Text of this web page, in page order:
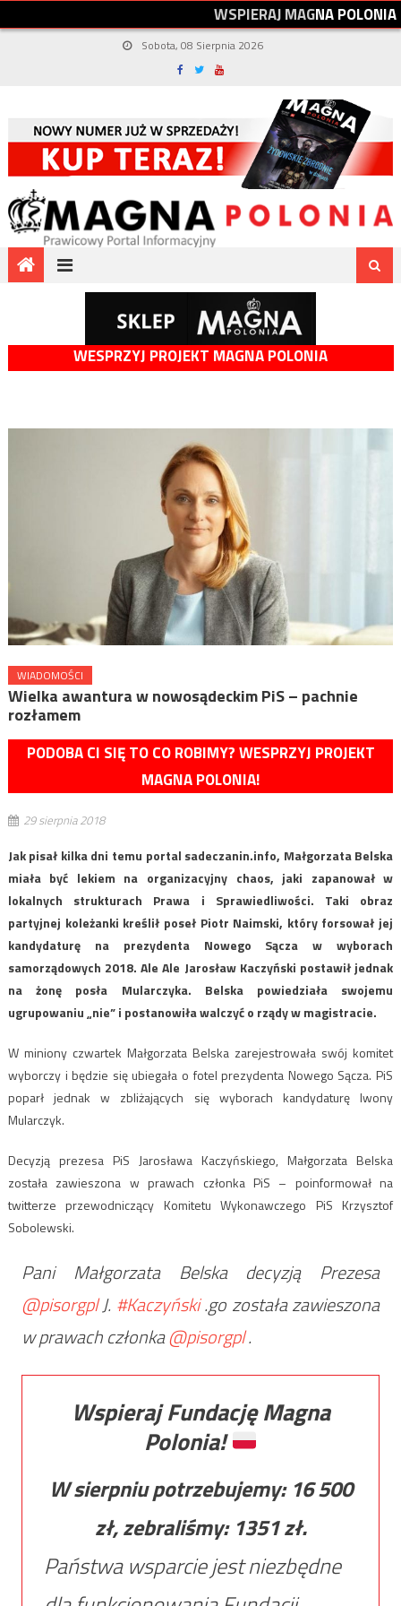
WSPIERAJMAGNAPOLONIA
Sobota, 08 Sierpnia 2026
WESPRZYJ PROJEKT MAGNA POLONIA
WIADOMOŚCI
Wielka awantura w nowosądeckim PiS – pachnie
rozłamem
PODOBA CI SIĘ TO CO ROBIMY? WESPRZYJ PROJEKT
MAGNA POLONIA!
29 sierpnia 2018
Jak pisał kilka dni temu portal sadeczanin.info, Małgorzata Belska
miała być lekiem na organizacyjny chaos, jaki zapanował w
lokalnych strukturach Prawa i Sprawiedliwości. Taki obraz
partyjnej koleżanki kreślił poseł Piotr Naimski, który forsował jej
kandydaturę na prezydenta Nowego Sącza w wyborach
samorządowych 2018. Ale Ale Jarosław Kaczyński postawił jednak
na żonę posła Mularczyka. Belska powiedziała swojemu
ugrupowaniu „nie” i postanowiła walczyć o rządy w magistracie.
W miniony czwartek Małgorzata Belska zarejestrowała swój komitet
wyborczy i będzie się ubiegała o fotel prezydenta Nowego Sącza. PiS
poparł jednak w zbliżających się wyborach kandydaturę Iwony
Mularczyk.
Decyzją prezesa PiS Jarosława Kaczyńskiego, Małgorzata Belska
została zawieszona w prawach członka PiS – poinformował na
twitterze przewodniczący Komitetu Wykonawczego PiS Krzysztof
Sobolewski.
Pani Małgorzata Belska decyzją Prezesa
@pisorgplJ. #Kaczyński.go została zawieszona
w prawach członka@pisorgpl.
Wspieraj Fundację Magna
Polonia!
W sierpniu potrzebujemy: 16 500
zł, zebraliśmy: 1351zł.
Państwa wsparcie jest niezbędne